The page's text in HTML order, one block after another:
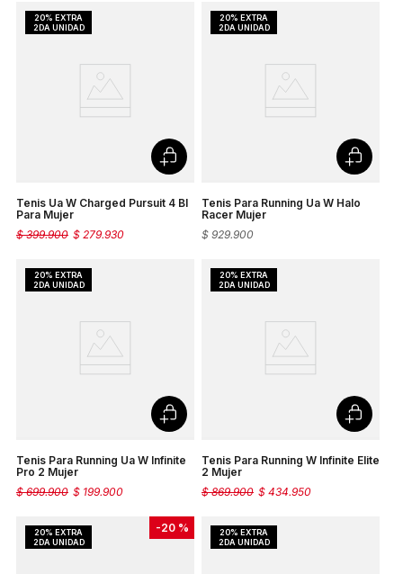
Tenis Ua W Charged Pursuit 4 Bl
Para Mujer
$ 279.930
$ 399.900
Tenis Para Running Ua W Halo
Racer Mujer
$ 929.900
Tenis Para Running Ua W Infinite
Pro 2 Mujer
$ 199.900
$ 699.900
Tenis Para Running W Infinite Elite
2 Mujer
$ 434.950
$ 869.900
-20 %